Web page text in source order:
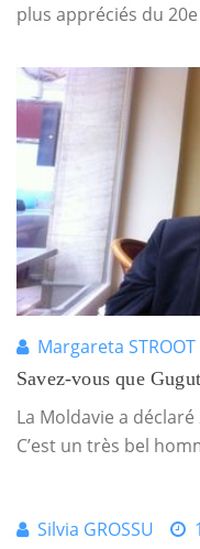
plus appréciés du 20e
Margareta STROOT
Savez-vous que
La Moldavie a
C’est un très bel
Silvia GROSSU